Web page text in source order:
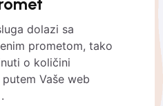
dolazi sa
prometom, tako
o količini
Vaše web